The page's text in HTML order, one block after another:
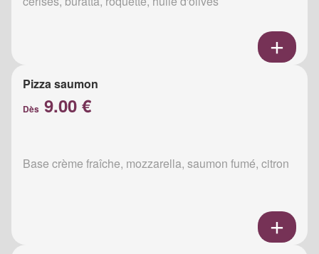
Pizza saumon
Dès 9.00 €
Base crème fraîche, mozzarella, saumon fumé, citron